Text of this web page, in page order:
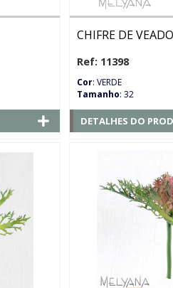
CHIFRE DE
Ref: 11398
Cor: VERDE
Tamanho: 32
DETALHES DO